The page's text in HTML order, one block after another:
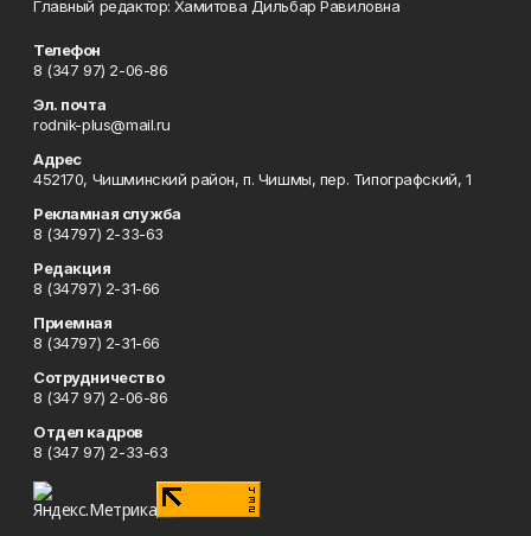
Главный редактор: Хамитова Дильбар Равиловна
Телефон
8 (347 97) 2-06-86
Эл. почта
rodnik-plus@mail.ru
Адрес
452170, Чишминский район, п. Чишмы, пер. Типографский, 1
Рекламная служба
8 (34797) 2-33-63
Редакция
8 (34797) 2-31-66
Приемная
8 (34797) 2-31-66
Сотрудничество
8 (347 97) 2-06-86
Отдел кадров
8 (347 97) 2-33-63